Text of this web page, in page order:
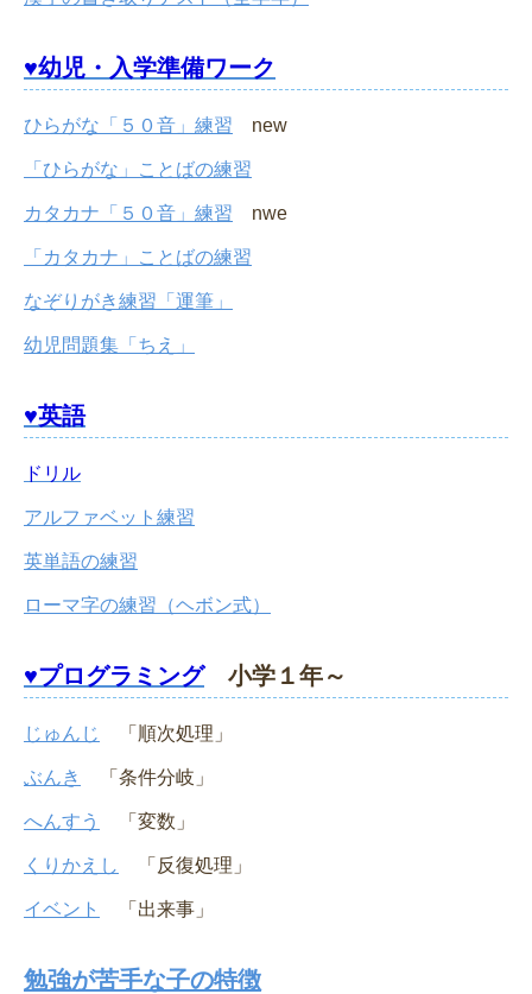
♥幼児・入学準備ワーク
ひらがな「５０音」練習 new
「ひらがな」ことばの練習
カタカナ「５０音」練習 nwe
「カタカナ」ことばの練習
なぞりがき練習「運筆」
幼児問題集「ちえ」
♥英語
ドリル
アルファベット練習
英単語の練習
ローマ字の練習（ヘボン式）
♥プログラミング小学１年～
じゅんじ 「順次処理」
ぶんき 「条件分岐」
へんすう 「変数」
くりかえし 「反復処理」
イベント 「出来事」
勉強が苦手な子の特徴